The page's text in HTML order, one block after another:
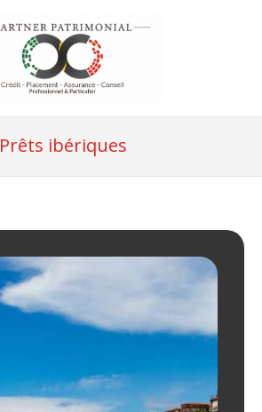
Prêts ibériques